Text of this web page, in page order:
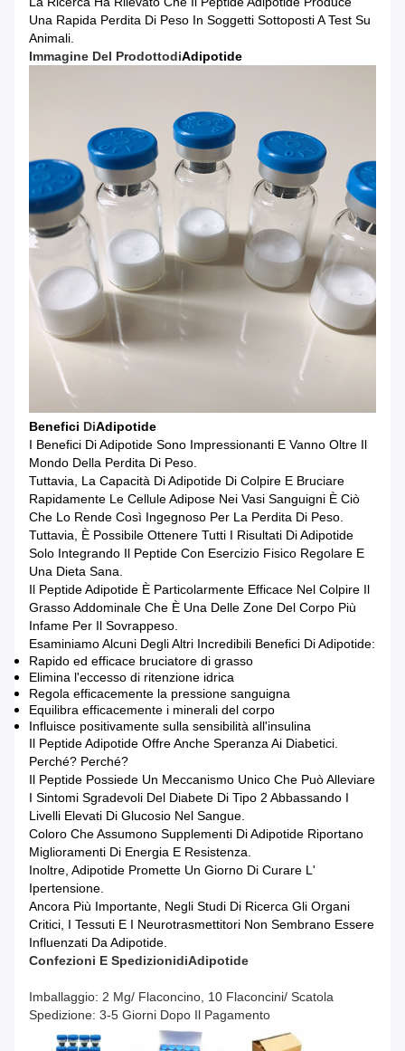
Una Rapida Perdita Di Peso In Soggetti Sottoposti A Test Su
Animali.
Immagine Del ProdottoDiAdipotide
Benefici DiAdipotide
I Benefici Di Adipotide Sono Impressionanti E Vanno Oltre Il
Mondo Della Perdita Di Peso.
Tuttavia, La Capacità Di Adipotide Di Colpire E Bruciare
Rapidamente Le Cellule Adipose Nei Vasi Sanguigni È Ciò
Che Lo Rende Così Ingegnoso Per La Perdita Di Peso.
Tuttavia, È Possibile Ottenere Tutti I Risultati Di Adipotide
Solo Integrando Il Peptide Con Esercizio Fisico Regolare E
Una Dieta Sana.
Il Peptide Adipotide È Particolarmente Efficace Nel Colpire Il
Grasso Addominale Che È Una Delle Zone Del Corpo Più
Infame Per Il Sovrappeso.
Esaminiamo Alcuni Degli Altri Incredibili Benefici Di Adipotide:
Rapido ed efficace bruciatore di grasso
Elimina l'eccesso di ritenzione idrica
Regola efficacemente la pressione sanguigna
Equilibra efficacemente i minerali del corpo
Influisce positivamente sulla sensibilità all'insulina
Il Peptide Adipotide Offre Anche Speranza Ai Diabetici.
Perché? Perché?
Il Peptide Possiede Un Meccanismo Unico Che Può Alleviare
I Sintomi Sgradevoli Del Diabete Di Tipo 2 Abbassando I
Livelli Elevati Di Glucosio Nel Sangue.
Coloro Che Assumono Supplementi Di Adipotide Riportano
Miglioramenti Di Energia E Resistenza.
Inoltre, Adipotide Promette Un Giorno Di Curare L'
Ipertensione.
Ancora Più Importante, Negli Studi Di Ricerca Gli Organi
Critici, I Tessuti E I Neurotrasmettitori Non Sembrano Essere
Influenzati Da Adipotide.
Confezioni E SpedizioniDiAdipotide
Imballaggio: 2 Mg/ Flaconcino, 10 Flaconcini/ Scatola
Spedizione: 3-5 Giorni Dopo Il Pagamento